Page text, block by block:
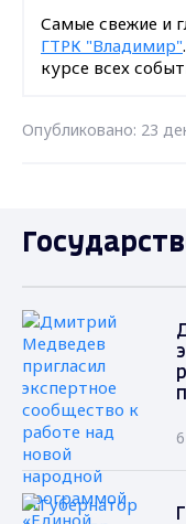
Самые свежие и
ГТРК "Владимир"
курсе всех
Опубликовано: 23